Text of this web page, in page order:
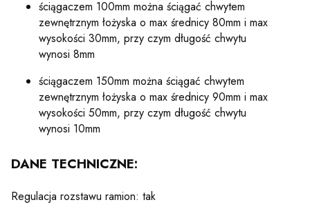
ściągaczem 100mm można ściągać chwytem
zewnętrznym łożyska o max średnicy 80mm i max
wysokości 30mm, przy czym długość chwytu
wynosi 8mm
ściągaczem 150mm można ściągać chwytem
zewnętrznym łożyska o max średnicy 90mm i max
wysokości 50mm, przy czym długość chwytu
wynosi 10mm
DANE TECHNICZNE:
Regulacja rozstawu ramion: tak